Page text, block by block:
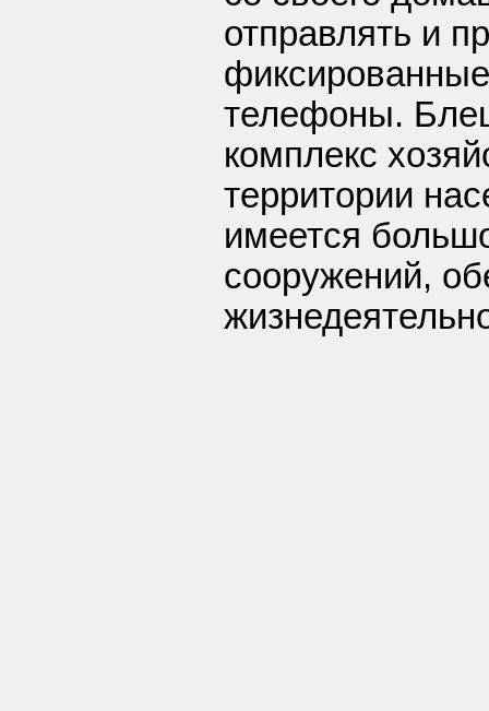
отправлять и
телефоны.
комплекс
территории
имеется
сооружений,